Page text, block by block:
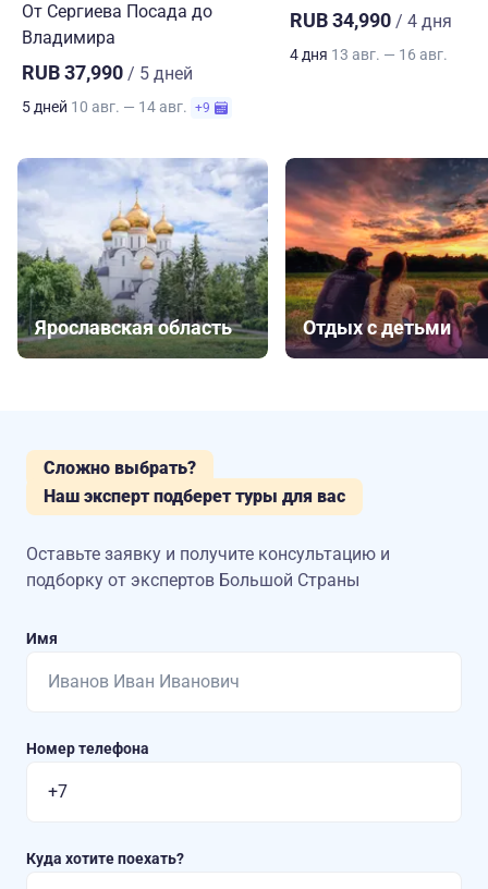
От Сергиева Посада до
Владимира
RUB 37,990 / 5 дней
5 дней 10 авг. — 14 авг. +9
RUB 34,990 / 4 дня
4 дня 13 авг. — 16 авг.
Ярославская область Отдых с детьми
Сложно выбрать?
Наш эксперт подберет туры для вас
Оставьте заявку и получите консультацию и
подборку от экспертов Большой Страны
Имя
Номер телефона
Куда хотите поехать?